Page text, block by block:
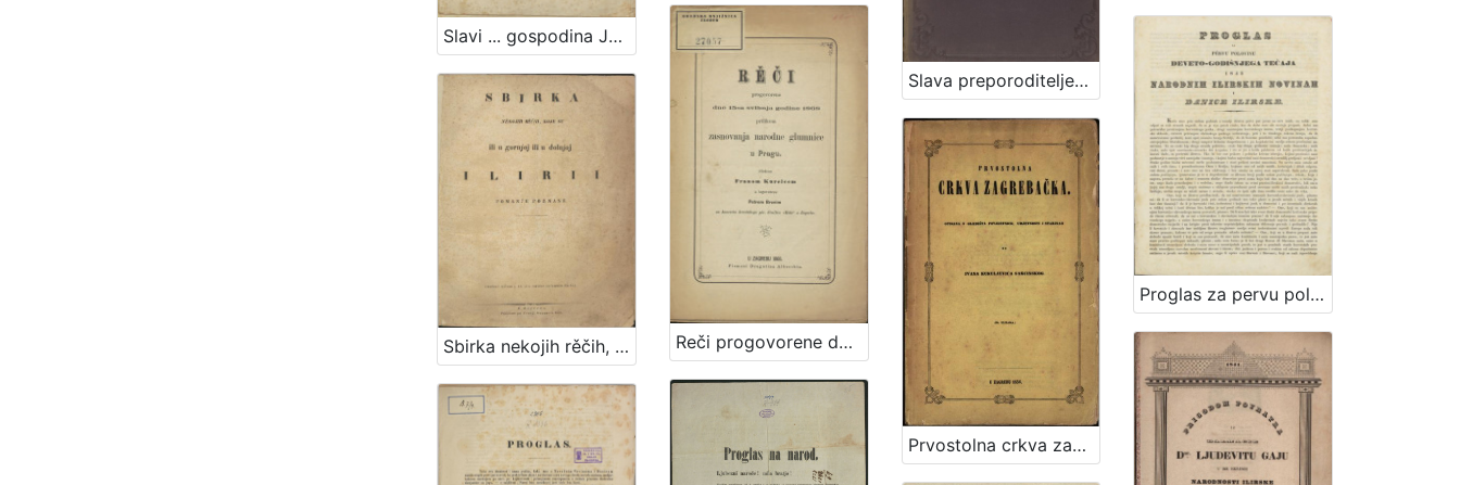
Slavi ... gospodina Jurja Haulika, ... prigodom dana godovnoga / pěva Pavao Stoós, ...
Slava preporoditeljem / nacrt [naslovne stranice] Nikole Mašića
Sbirka nekojih rěčih, koje su ili u gornjoj ili u dolnjoj Ilirii pomanje poznane / Redaktor, i V.: Dr. Ljudevit Gay Reči progovorene dne 15-a svibnja godine 1868 prilikom zasnovanja narodne glumnice u Pragu / složene Franom Kurelcem a izgovorene Petrom Branim na koncertu hrvatskoga pev. družtva
Prvostolna crkva zagrebačka / od Ivana Kukuljevića Sakcinskog
Proglas za pervu polovinu deveto-godišnjega tečaja 1843 Narodnih ilirskih novinah i Danice ilirske